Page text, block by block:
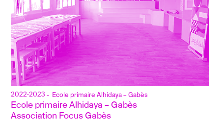
2022-2023- Ecole primaire Alhidaya – Gabès
Ecole primaire Alhidaya – Gabès
Association Focus Gabès